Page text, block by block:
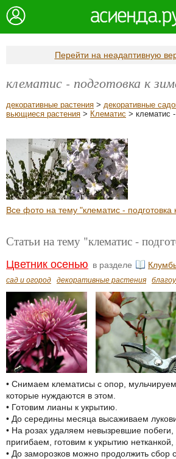
Перейти на неадаптивную
клематис - подготовка к
декоративные растения > декоративные
вьющиеся растения > Клематис > клематис
Все фото на тему "клематис - подготовка
Статьи на тему "клематис -
Цветник осенью в разделе
сад и огород декоративные растения
• Снимаем клематисы с опор,
которые нуждаются в этом.
• Готовим лианы к укрытию.
• До середины месяца высаживаем
• На розах удаляем невызревшие побеги,
пригибаем, готовим к укрытию нетканкой,
• До заморозков можно продолжить сбор